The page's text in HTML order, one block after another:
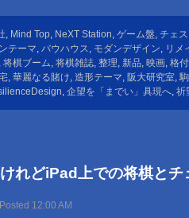
, Mind Top, NeXT Station, ゲーム盤, チェス
テーマ, バウハウス, モダンデザイン, リメ
, 将棋ブーム, 将棋雑誌, 整理, 新品, 映画, 格
, 華麗なる賭け, 造形テーマ, 阪大研究室, 駒
, 企望を「までい」具現へ, 祈
けれどiPad上での将棋と
Posted 12:00 AM